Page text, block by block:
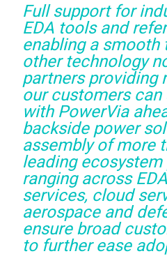
Full support for
EDA tools and
enabling a
other technology
partners providing
our customers
with PowerVia
backside power
assembly of more
leading ecosystem
ranging across
services, cloud
aerospace and
ensure broad
to further ease